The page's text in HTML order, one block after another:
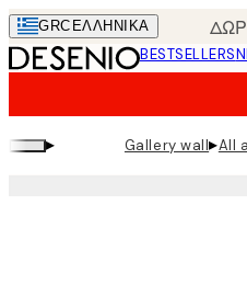
Skip
to
main
GRC ΕΛΛΗΝΙΚΆ
BESTSELLERS
▸ Gallery wall▸All